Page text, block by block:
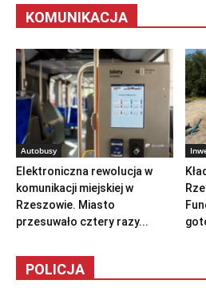
KOMUNIKACJA
Autobusy
Elektroniczna rewolucja w
komunikacji miejskiej w
Rzeszowie. Miasto
przesuwało cztery razy...
POLICJA